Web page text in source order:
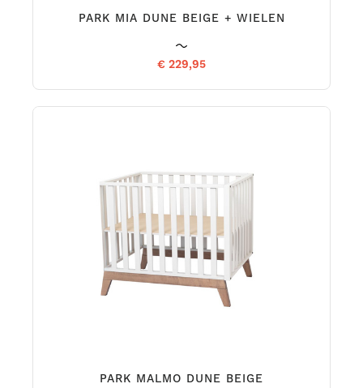
PARK MIA DUNE BEIGE + WIELEN
€ 229,95
PARK MALMO DUNE BEIGE